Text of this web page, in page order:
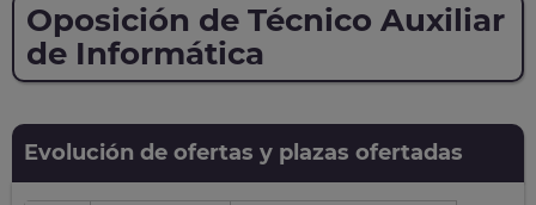
Oposición de Técnico Auxiliar
de Informática
Evolución de ofertas y plazas ofertadas